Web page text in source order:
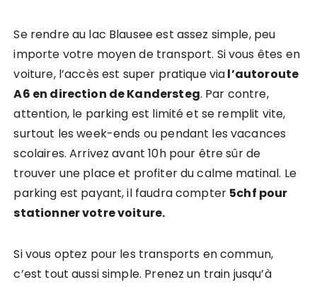
Se rendre au lac Blausee est assez simple, peu
importe votre moyen de transport. Si vous êtes en
voiture, l’accès est super pratique vial’autoroute
A6 en direction de Kandersteg. Par contre,
attention, le parking est limité et se remplit vite,
surtout les week-ends ou pendant les vacances
scolaires. Arrivez avant 10h pour être sûr de
trouver une place et profiter du calme matinal. Le
parking est payant, il faudra compter 5chf pour
stationner votre voiture.
Si vous optez pour les transports en commun,
c’est tout aussi simple. Prenez un train jusqu’à